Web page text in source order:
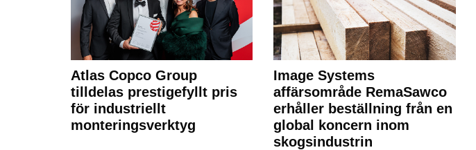
Atlas Copco Group
tilldelas prestigefyllt pris
för industriellt
monteringsverktyg
Image Systems
affärsområde RemaSawco
erhåller beställning från en
global koncern inom
skogsindustrin